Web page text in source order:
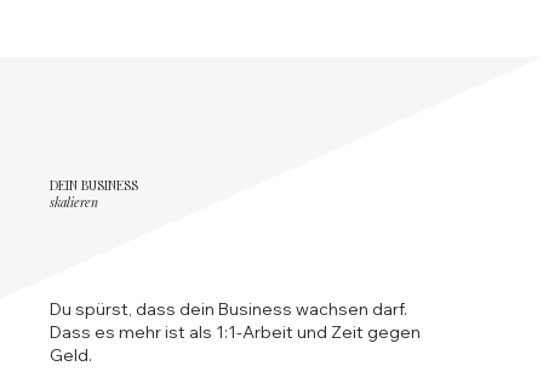
DEIN BUSINESS
skalieren
Du spürst, dass dein Business wachsen darf.
Dass es mehr ist als 1:1-Arbeit und Zeit gegen
Geld.